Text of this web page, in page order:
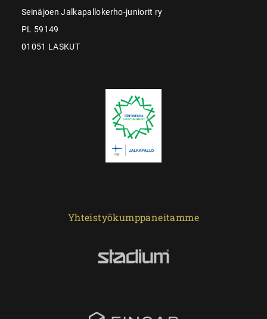
Seinäjoen Jalkapallokerho-juniorit ry
PL 59149
01051 LASKUT
Yhteistyökumppaneitamme